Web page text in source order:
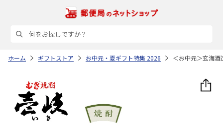
ホーム ギフトストア お中元・夏ギフト特集 2026 ＜お中元＞玄海酒